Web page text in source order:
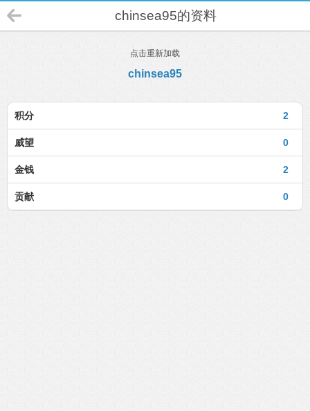
chinsea95的资料
点击重新加载
chinsea95
2
积分
0
威望
2
金钱
0
贡献